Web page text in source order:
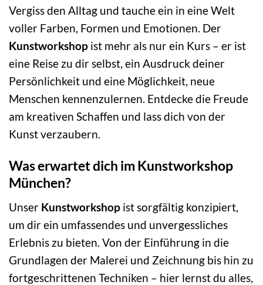
Vergiss den Alltag und tauche ein in eine Welt
voller Farben, Formen und Emotionen. Der
Kunstworkshop ist mehr als nur ein Kurs – er ist
eine Reise zu dir selbst, ein Ausdruck deiner
Persönlichkeit und eine Möglichkeit, neue
Menschen kennenzulernen. Entdecke die Freude
am kreativen Schaffen und lass dich von der
Kunst verzaubern.
Was erwartet dich im Kunstworkshop
München?
Unser Kunstworkshop ist sorgfältig konzipiert,
um dir ein umfassendes und unvergessliches
Erlebnis zu bieten. Von der Einführung in die
Grundlagen der Malerei und Zeichnung bis hin zu
fortgeschrittenen Techniken – hier lernst du alles,